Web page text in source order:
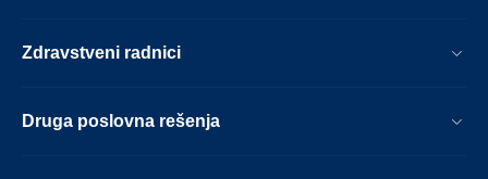
Zdravstveni radnici
Druga poslovna rešenja